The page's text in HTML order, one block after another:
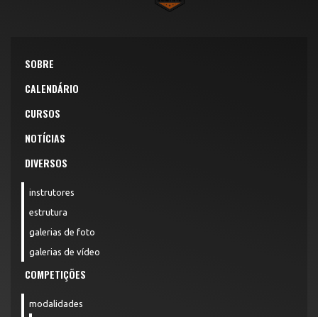
SOBRE
CALENDÁRIO
CURSOS
NOTÍCIAS
DIVERSOS
instrutores
estrutura
galerias de foto
galerias de vídeo
COMPETIÇÕES
modalidades